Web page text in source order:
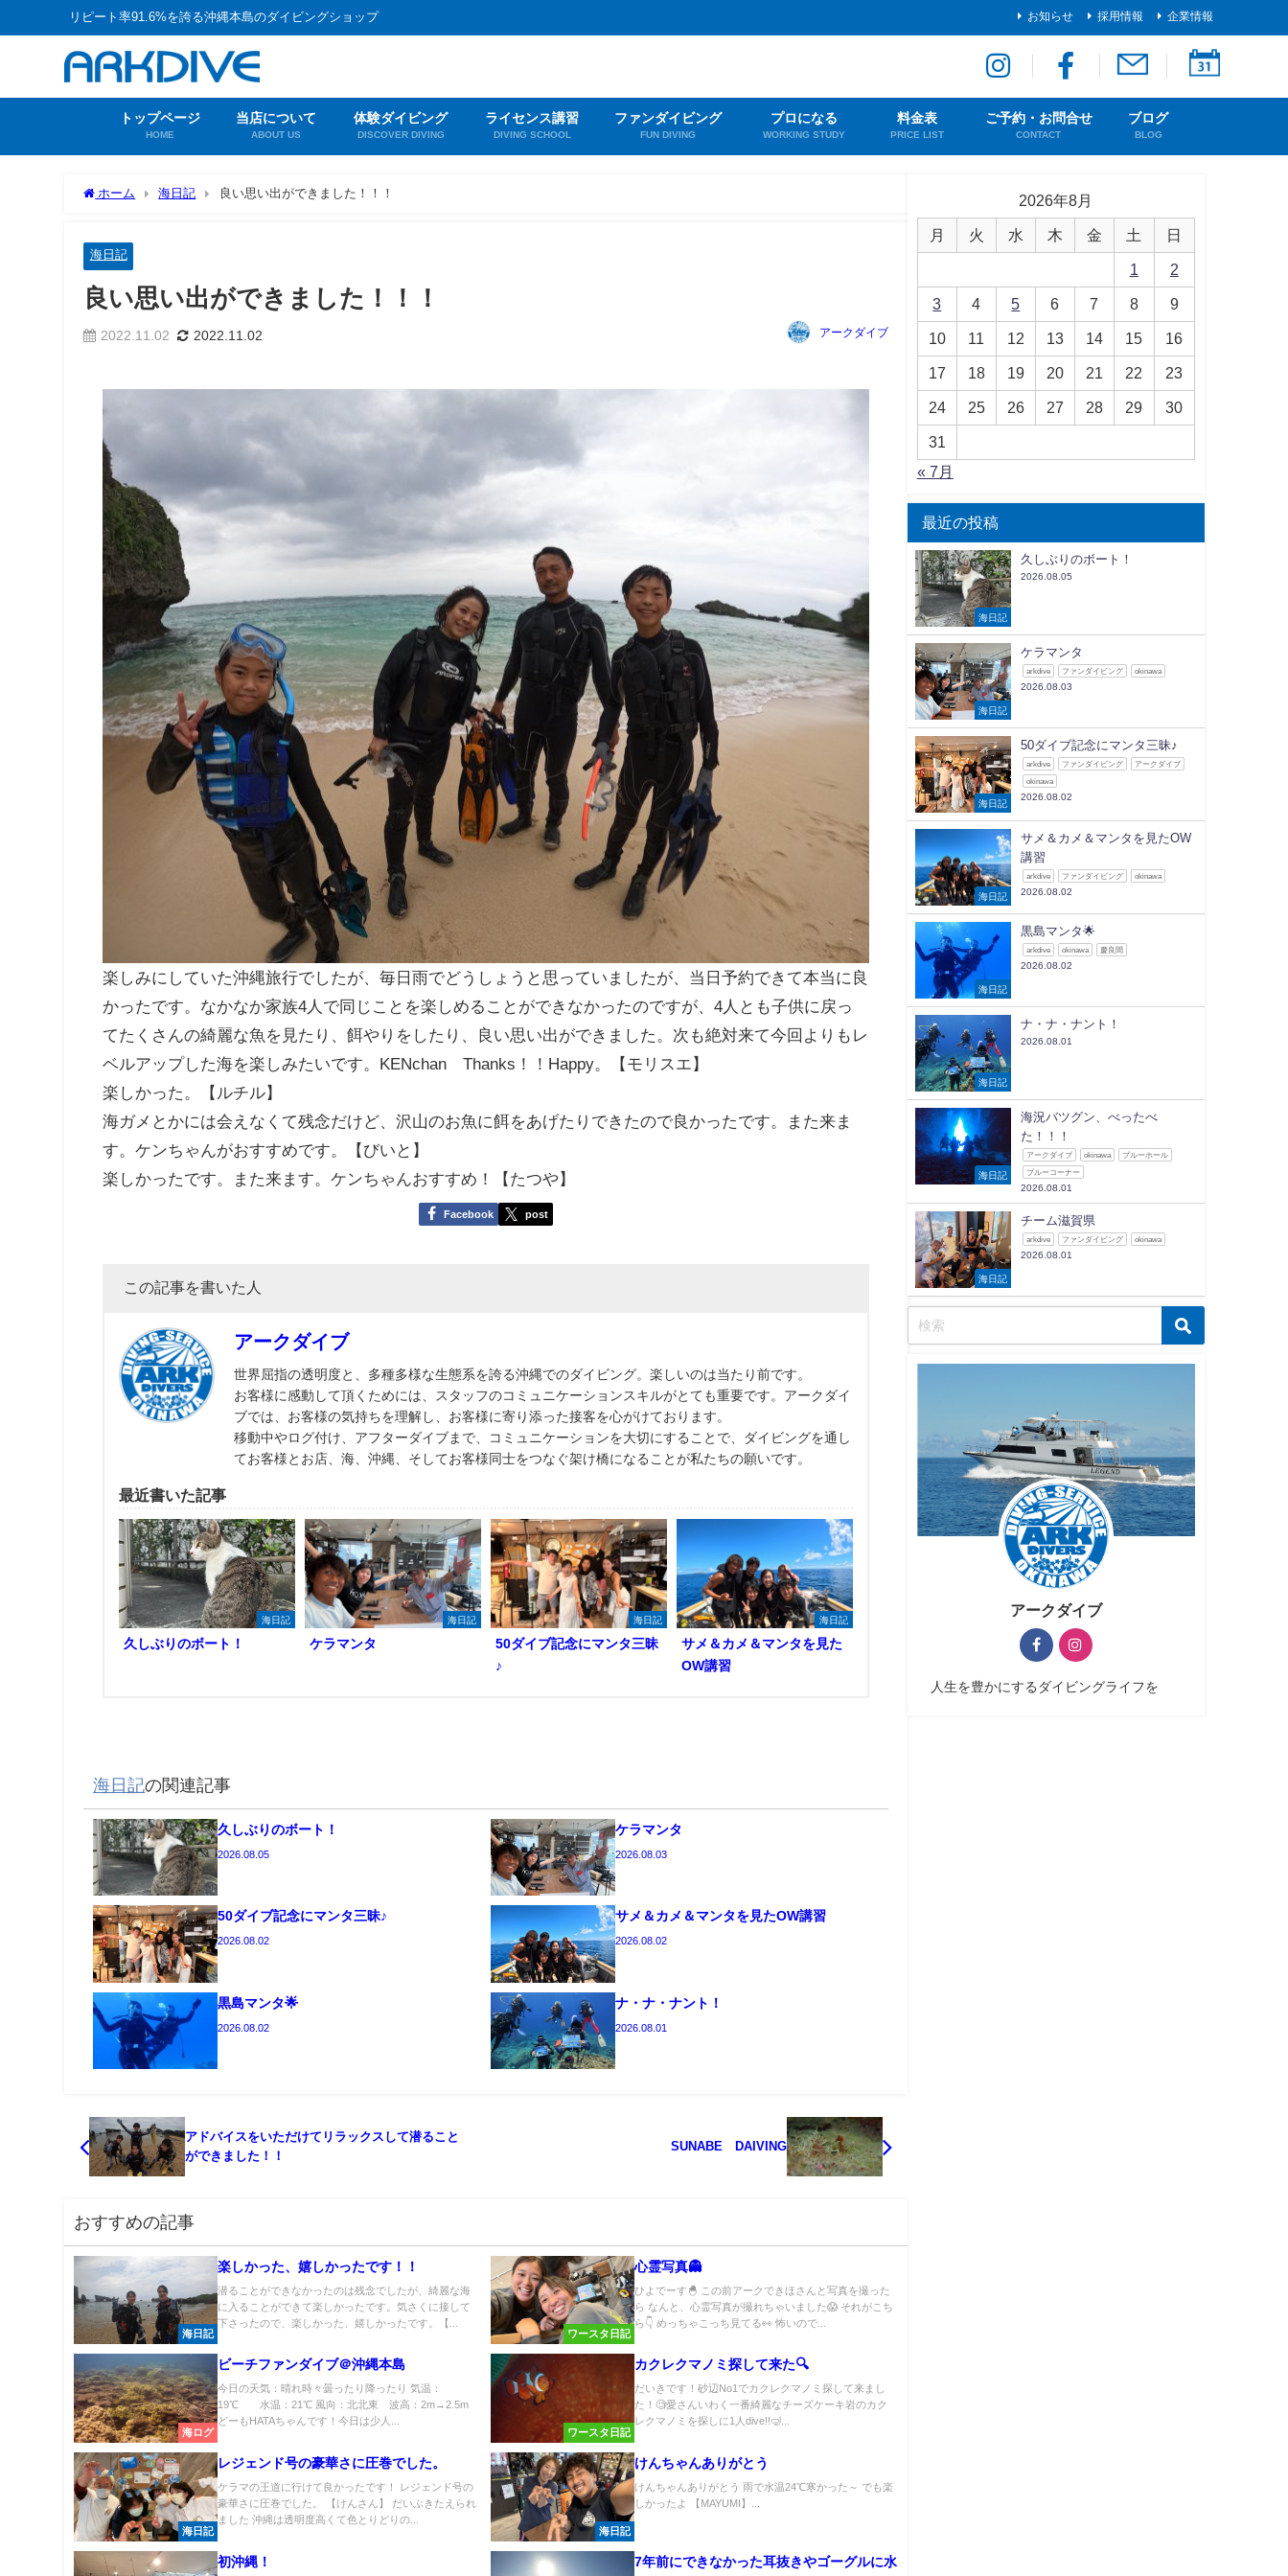
リピート率91.6%を誇る沖縄本島のダイビングショップ お知らせ 採用情報 企業情報
トップページ
HOME
当店について
ABOUT US
体験ダイビング
DISCOVER DIVING
ライセンス講習
DIVING SCHOOL
ファンダイビング
FUN DIVING
プロになる
WORKING STUDY
料金表
PRICE LIST
ご予約・お問合せ
CONTACT
ブログ
BLOG
ホーム 海日記 良い思い出ができました！！！
海日記
良い思い出ができました！！！
2022.11.02 2022.11.02 アークダイブ
楽しみにしていた沖縄旅行でしたが、毎日雨でどうしょうと思っていましたが、当日予約できて本当に良
かったです。なかなか家族4人で同じことを楽しめることができなかったのですが、4人とも子供に戻っ
てたくさんの綺麗な魚を見たり、餌やりをしたり、良い思い出ができました。次も絶対来て今回よりもレ
ベルアップした海を楽しみたいです。KENchan Thanks！！Happy。【モリスエ】
楽しかった。【ルチル】
海ガメとかには会えなくて残念だけど、沢山のお魚に餌をあげたりできたので良かったです。また来ま
す。ケンちゃんがおすすめです。【びいと】
楽しかったです。また来ます。ケンちゃんおすすめ！【たつや】
Facebook post
この記事を書いた人
アークダイブ
世界屈指の透明度と、多種多様な生態系を誇る沖縄でのダイビング。楽しいのは当たり前です。
お客様に感動して頂くためには、スタッフのコミュニケーションスキルがとても重要です。アークダイ
ブでは、お客様の気持ちを理解し、お客様に寄り添った接客を心がけております。
移動中やログ付け、アフターダイブまで、コミュニケーションを大切にすることで、ダイビングを通し
てお客様とお店、海、沖縄、そしてお客様同士をつなぐ架け橋になることが私たちの願いです。
最近書いた記事
海日記
久しぶりのボート！
海日記
ケラマンタ
海日記
50ダイブ記念にマンタ三昧
♪
海日記
サメ＆カメ＆マンタを見た
OW講習
海日記の関連記事
久しぶりのボート！
2026.08.05
ケラマンタ
2026.08.03
50ダイブ記念にマンタ三昧♪
2026.08.02
サメ＆カメ＆マンタを見たOW講習
2026.08.02
黒島マンタ🌟
2026.08.02
ナ・ナ・ナント！
2026.08.01
アドバイスをいただけてリラックスして潜ること
ができました！！
SUNABE DAIVING
おすすめの記事
海日記
楽しかった、嬉しかったです！！
潜ることができなかったのは残念でしたが、綺麗な海
に入ることができて楽しかったです。気さくに接して
下さったので、楽しかった、嬉しかったです。【...
ワースタ日記
心霊写真👻
ひよでーす🐣 この前アークできほさんと写真を撮った
ら なんと、心霊写真が撮れちゃいました😱 それがこち
ら👇 めっちゃこっち見てる👀 怖いので...
海ログ
ビーチファンダイブ＠沖縄本島
今日の天気：晴れ時々曇ったり降ったり 気温：
19℃ 水温：21℃ 風向：北北東 波高：2m→2.5m
どーもHATAちゃんです！今日は少人...
ワースタ日記
カクレクマノミ探して来た🔍
だいきです！砂辺No1でカクレクマノミ探して来まし
た！🧐愛さんいわく一番綺麗なチーズケーキ岩のカク
レクマノミを探しに1人dive!!🤿...
海日記
レジェンド号の豪華さに圧巻でした。
ケラマの王道に行けて良かったです！ レジェンド号の
豪華さに圧巻でした。 【けんさん】 だいぶきたえられ
ました 沖縄は透明度高くて色とりどりの...
海日記
けんちゃんありがとう
けんちゃんありがとう 雨で水温24℃寒かった～ でも楽
しかったよ 【MAYUMI】...
初沖縄！
7年前にできなかった耳抜きやゴーグルに水
2026年8月
月 火 水 木 金 土 日
1 2
3 4 5 6 7 8 9
10 11 12 13 14 15 16
17 18 19 20 21 22 23
24 25 26 27 28 29 30
31
« 7月
最近の投稿
海日記
久しぶりのボート！
2026.08.05
海日記
ケラマンタ
arkdive ファンダイビング okinawa
2026.08.03
海日記
50ダイブ記念にマンタ三昧♪
arkdive ファンダイビング アークダイブ
okinawa
2026.08.02
海日記
サメ＆カメ＆マンタを見たOW
講習
arkdive ファンダイビング okinawa
2026.08.02
海日記
黒島マンタ🌟
arkdive okinawa 慶良間
2026.08.02
海日記
ナ・ナ・ナント！
2026.08.01
海日記
海況バツグン、べったべ
た！！！
アークダイブ okinawa ブルーホール
ブルーコーナー
2026.08.01
海日記
チーム滋賀県
arkdive ファンダイビング okinawa
2026.08.01
アークダイブ
人生を豊かにするダイビングライフを